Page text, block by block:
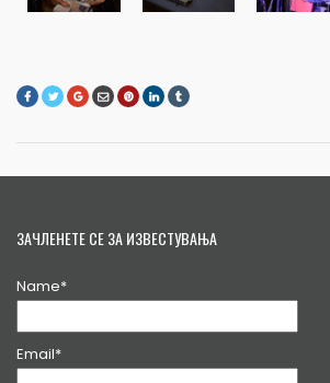
ЗАЧЛЕНЕТЕ СЕ ЗА ИЗВЕСТУВАЊА
Name*
Email*